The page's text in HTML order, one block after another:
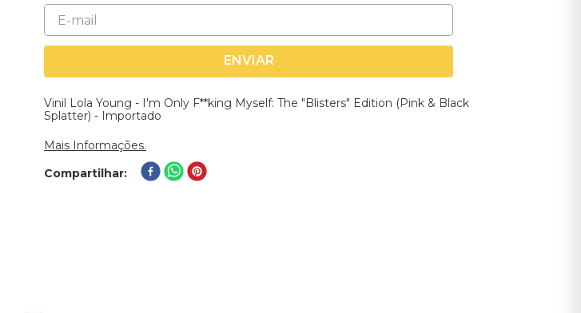
ENVIAR
Vinil Lola Young - I'm Only F**king Myself: The "Blisters" Edition (Pink & Black
Splatter) - Importado
Mais Informações.
Compartilhar